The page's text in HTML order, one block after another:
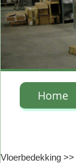
Home
Vloerbedekking >>